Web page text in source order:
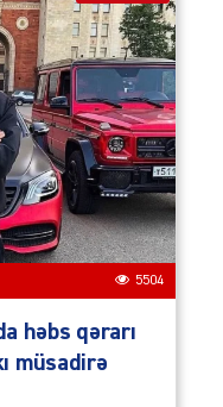
5504
həbs qərarı
müsadirə